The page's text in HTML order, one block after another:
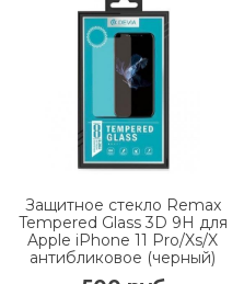
Защитное стекло Remax
Tempered Glass 3D 9H для
Apple iPhone 11 Pro/Xs/X
антибликовое (черный)